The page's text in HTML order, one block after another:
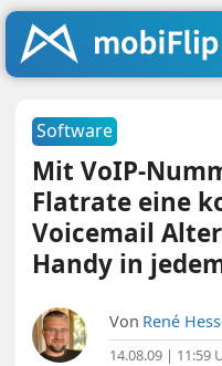
Software
Mit VoIP-
Flatrate eine
Voicemail
Handy in
Von René
14.08.09 | 11:59